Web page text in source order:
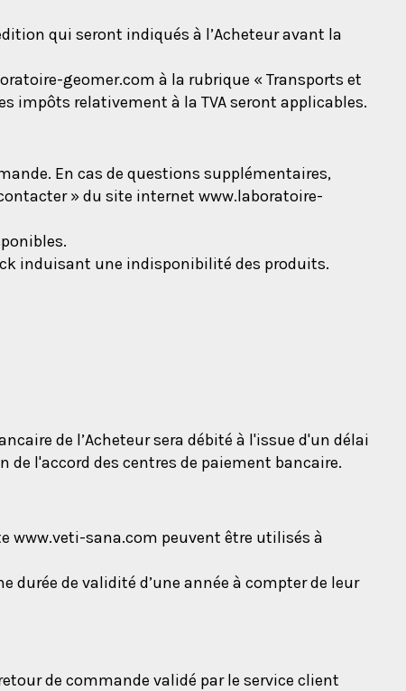
qui seront indiqués à l’Acheteur avant la
geomer.com à la rubrique « Transports et
impôts relativement à la TVA seront applicables.
En cas de questions supplémentaires,
» du site internet www.laboratoire-
induisant une indisponibilité des produits.
de l’Acheteur sera débité à l'issue d'un délai
l'accord des centres de paiement bancaire.
www.veti-sana.com peuvent être utilisés à
de validité d’une année à compter de leur
de commande validé par le service client